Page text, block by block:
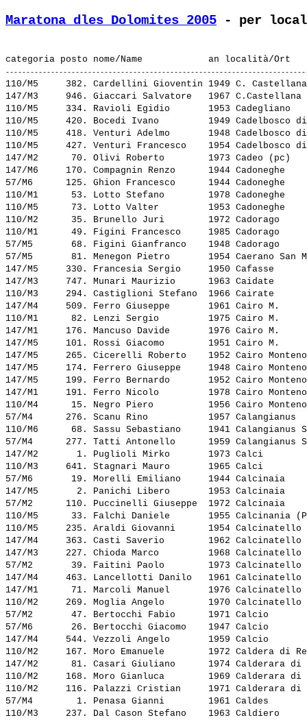
Maratona dles Dolomites 2005 - per
110/M5     382. Cardellini Gioventin 1949 C.
147/M3     946. Giaccari Salvatore
1967
110/M5     334. Ravioli Egidio
1953
110/M5     420. Bocedi Ivano
1949
110/M5     418. Venturi Adelmo
1948
110/M5     427. Venturi Francesco
1954
147/M2      70. Olivi Roberto
1973 Cadeo
147/M6     170. Compagnin Renzo
1944
57/M6      125. Ghion Francesco
1944
110/M1      53. Lotto Stefano
1978
110/M5      73. Lotto Valter
1953
110/M2      35. Brunello Juri
1972 Cadorago
110/M1      49. Figini Francesco
1985 Cadorago
57/M5       68. Figini Gianfranco
1948 Cadorago
57/M5       81. Menegon Pietro
1954 Caerano
147/M5     330. Francesia Sergio
1950 Cafasse
147/M3     747. Munari Maurizio
1963 Caidate
110/M3     294. Castiglioni Stefano
1966 Cairate
147/M4     509. Ferro Giuseppe
1961 Cairo M.
110/M1      82. Lenzi Sergio
1975 Cairo M.
147/M1     176. Mancuso Davide
1976 Cairo M.
147/M5     101. Rossi Giacomo
1951 Cairo M.
147/M5     265. Cicerelli Roberto
1952 Cairo
147/M5     174. Ferrero Giuseppe
1948 Cairo
147/M5     199. Ferro Bernardo
1952 Cairo
147/M1     191. Ferro Nicolo
1978 Cairo
110/M4      15. Negro Piero
1956 Cairo
57/M4      276. Scanu Rino
1957
110/M6      68. Sassu Sebastiano
1941
57/M4      277. Tatti Antonello
1959
147/M2       1. Puglioli Mirko
1973 Calci
110/M3     641. Stagnari Mauro
1965 Calci
57/M6       19. Morelli Emiliano
1944 Calcinaia
147/M5       2. Panichi Libero
1953 Calcinaia
57/M2      110. Puccinelli Giuseppe
1972 Calcinaia
110/M5      33. Falchi Daniele
1955
110/M5     235. Araldi Giovanni
1954
147/M4     363. Casti Saverio
1962
147/M3     227. Chioda Marco
1968
57/M2       39. Faitini Paolo
1973
147/M4     463. Lancellotti Danilo
1961
147/M1      71. Marcoli Manuel
1976
110/M2     269. Moglia Angelo
1970
57/M2       47. Bertocchi Fabio
1971 Calcio
57/M6       26. Bertocchi Giacomo
1947 Calcio
147/M4     544. Vezzoli Angelo
1959 Calcio
110/M2     167. Moro Emanuele
1972 Caldera di
147/M2      81. Casari Giuliano
1974 Calderara
110/M2     168. Moro Gianluca
1969 Calderara
110/M2     116. Palazzi Cristian
1971 Calderara
57/M4        1. Penasa Gianni
1961 Caldes
110/M3     237. Dal Cason Stefano
1963 Caldiero